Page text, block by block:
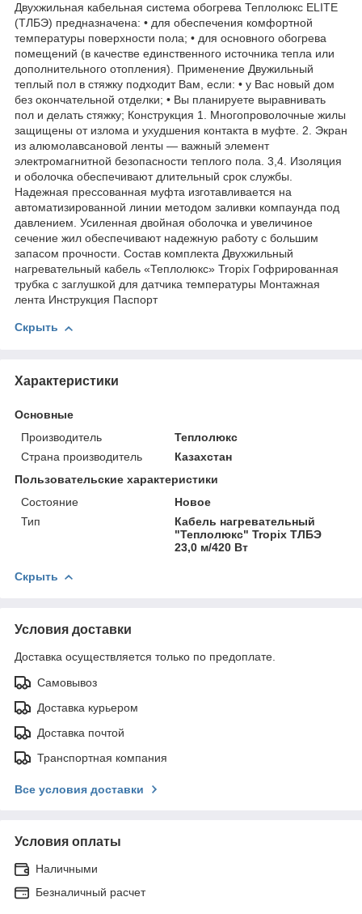
Двухжильная кабельная система обогрева Теплолюкс ELITE
(ТЛБЭ) предназначена: • для обеспечения комфортной
температуры поверхности пола; • для основного обогрева
помещений (в качестве единственного источника тепла или
дополнительного отопления). Применение Двужильный
теплый пол в стяжку подходит Вам, если: • у Вас новый дом
без окончательной отделки; • Вы планируете выравнивать
пол и делать стяжку; Конструкция 1. Многопроволочные жилы
защищены от излома и ухудшения контакта в муфте. 2. Экран
из алюмолавсановой ленты — важный элемент
электромагнитной безопасности теплого пола. 3,4. Изоляция
и оболочка обеспечивают длительный срок службы.
Надежная прессованная муфта изготавливается на
автоматизированной линии методом заливки компаунда под
давлением. Усиленная двойная оболочка и увеличиное
сечение жил обеспечивают надежную работу с большим
запасом прочности. Состав комплекта Двухжильный
нагревательный кабель «Теплолюкс» Tropix Гофрированная
трубка с заглушкой для датчика температуры Монтажная
лента Инструкция Паспорт
Скрыть
Характеристики
Основные
Производитель
Теплолюкс
Страна производитель
Казахстан
Пользовательские характеристики
Состояние
Новое
Тип
Кабель нагревательный
"Теплолюкс" Tropix ТЛБЭ
23,0 м/420 Вт
Скрыть
Условия доставки
Доставка осуществляется только по предоплате.
Самовывоз
Доставка курьером
Доставка почтой
Транспортная компания
Все условия доставки
Условия оплаты
Наличными
Безналичный расчет